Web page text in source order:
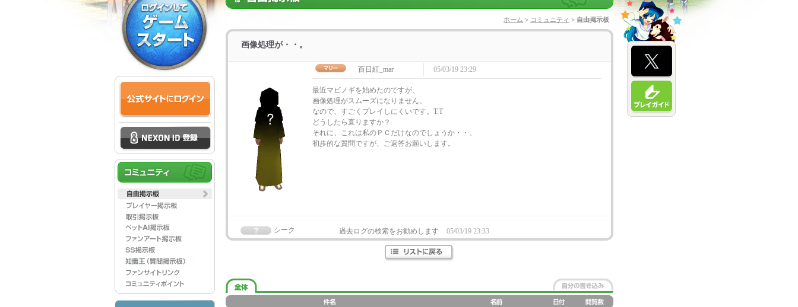
ホーム > コミュニティ > 自由掲示板
画像処理が・・。
百日紅_mar 05/03/19 23:29
最近マビノギを始めたのですが、
画像処理がスムーズになりません。
なので、すごくプレイしにくいです。T.T
どうしたら直りますか？
それに、これは私のＰＣだけなのでしょうか・・。
初歩的な質問ですが、ご返答お願いします。
シーク 過去ログの検索をお勧めします 05/03/19 23:33